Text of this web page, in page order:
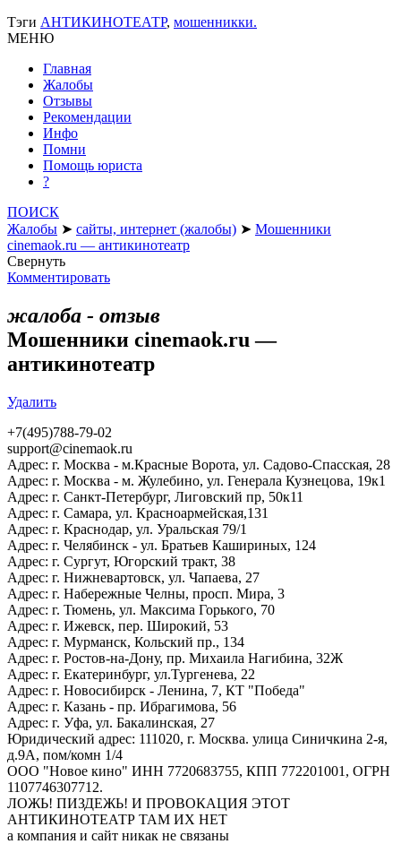
Тэги АНТИКИНОТЕАТР, мошенникки.
МЕНЮ
Главная
Жалобы
Отзывы
Рекомендации
Инфо
Помни
Помощь юриста
?
ПОИСК
Жалобы ➤ сайты, интернет (жалобы) ➤ Мошенники
cinemaok.ru — антикинотеатр
Свернуть
Комментировать
жалоба - отзыв
Мошенники cinemaok.ru —
антикинотеатр
Удалить
+7(495)788-79-02
support@cinemaok.ru
Адрес: г. Москва - м.Красные Ворота, ул. Садово-Спасская, 28
Адрес: г. Москва - м. Жулебино, ул. Генерала Кузнецова, 19к1
Адрес: г. Санкт-Петербург, Лиговский пр, 50к11
Адрес: г. Самара, ул. Красноармейская,131
Адрес: г. Краснодар, ул. Уральская 79/1
Адрес: г. Челябинск - ул. Братьев Кашириных, 124
Адрес: г. Сургут, Югорский тракт, 38
Адрес: г. Нижневартовск, ул. Чапаева, 27
Адрес: г. Набережные Челны, просп. Мира, 3
Адрес: г. Тюмень, ул. Максима Горького, 70
Адрес: г. Ижевск, пер. Широкий, 53
Адрес: г. Мурманск, Кольский пр., 134
Адрес: г. Ростов-на-Дону, пр. Михаила Нагибина, 32Ж
Адрес: г. Екатеринбург, ул.Тургенева, 22
Адрес: г. Новосибирск - Ленина, 7, КТ "Победа"
Адрес: г. Казань - пр. Ибрагимова, 56
Адрес: г. Уфа, ул. Бакалинская, 27
Юридический адрес: 111020, г. Москва. улица Синичкина 2-я,
д.9А, пом/комн 1/4
ООО "Новое кино" ИНН 7720683755, КПП 772201001, ОГРН
1107746307712.
ЛОЖЬ! ПИЗДЕЖЬ! И ПРОВОКАЦИЯ ЭТОТ
АНТИКИНОТЕАТР ТАМ ИХ НЕТ
а компания и сайт никак не связаны